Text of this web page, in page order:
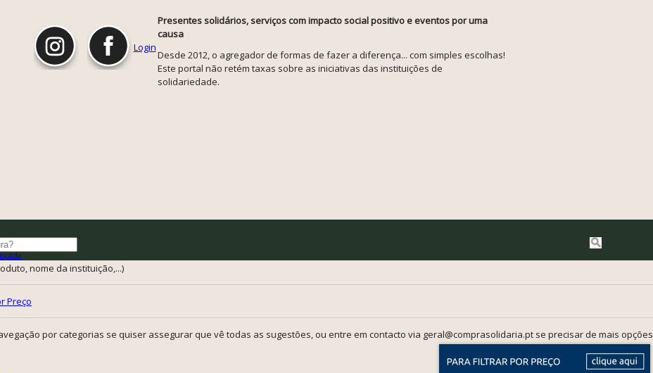
Login
Presentes solidários, serviços com impacto social positivo e eventos por uma
causa
Desde 2012, o agregador de formas de fazer a diferença... com simples escolhas!
Este portal não retém taxas sobre as iniciativas das instituições de
solidariedade.
nome da instituição,...)
Preço
por categorias se quiser assegurar que vê todas as sugestões, ou entre em contacto via geral@comprasolidaria.pt se precisar de mais opções